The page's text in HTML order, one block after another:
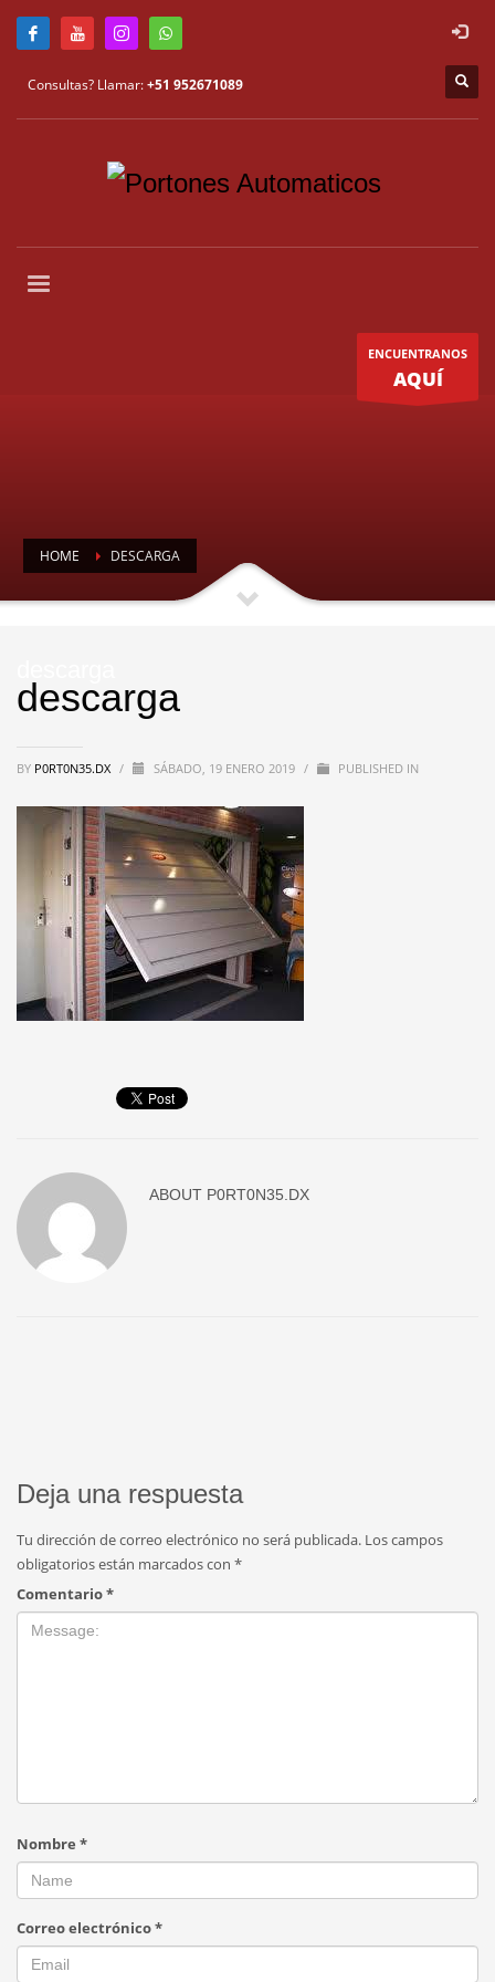
Consultas? Llamar:+51 952671089
ENCUENTRANOS
AQUÍ
HOME DESCARGA
descarga
BY P0RT0N35.DX / SÁBADO, 19 ENERO 2019 / PUBLISHED IN
ABOUT P0RT0N35.DX
Deja una respuesta
Tu dirección de correo electrónico no será publicada. Los campos
obligatorios están marcados con *
Comentario*
Nombre *
Correo electrónico*